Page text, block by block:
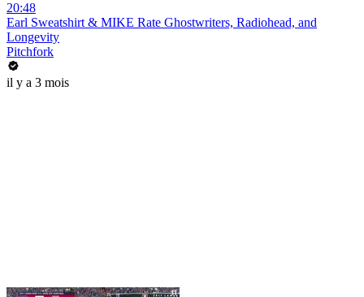
20:48
Earl Sweatshirt & MIKE Rate Ghostwriters, Radiohead, and
Longevity
Pitchfork
il y a 3 mois